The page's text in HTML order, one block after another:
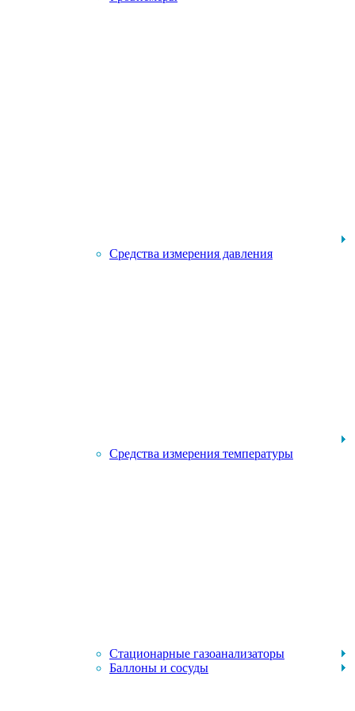
Средства измерения давления
Средства измерения температуры
Стационарные газоанализаторы
Баллоны и сосуды